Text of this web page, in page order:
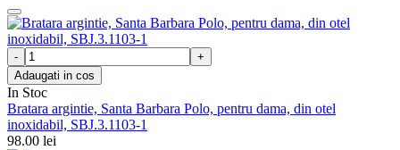
Adaugati in cos
In Stoc
Bratara argintie, Santa Barbara Polo, pentru dama, din otel
inoxidabil, SBJ.3.1103-1
98.00 lei